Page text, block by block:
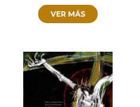
VER MÁS